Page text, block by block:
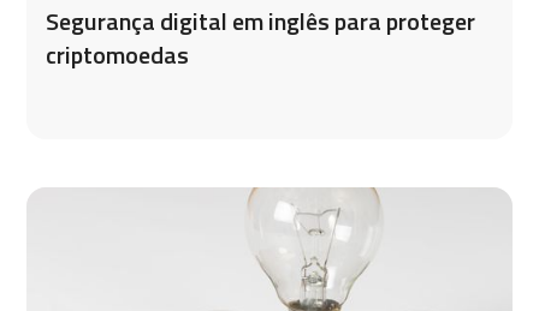
Segurança digital em inglês para proteger
criptomoedas